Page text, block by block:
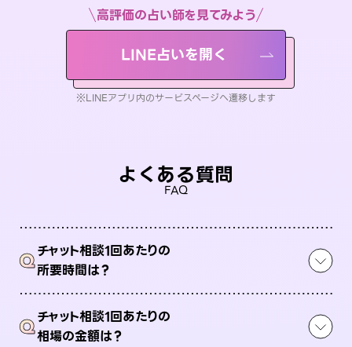
高評価の占い師を見てみよう
LINE占いを開く
※LINEアプリ内のサービスページへ遷移します
よくある質問
FAQ
Qチャット相談1回あたりの
所要時間は？
Qチャット相談1回あたりの
相場の金額は？